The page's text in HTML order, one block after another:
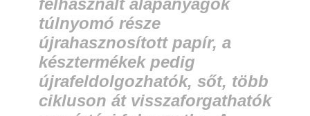
felhasznált alapanyagok
túlnyomó része
újrahasznosított papír, a
késztermékek pedig
újrafeldolgozhatók, sőt, több
cikluson át visszaforgathatók